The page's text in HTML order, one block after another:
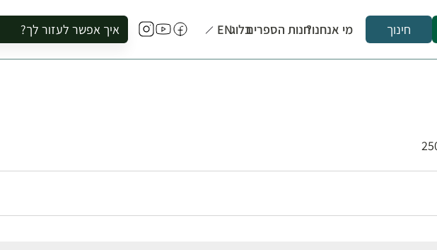
חינוך מי אנחנו?חנות הספריםבלוגEN איך אפשר לעזור לך?
להזמין סיור לקבוצה